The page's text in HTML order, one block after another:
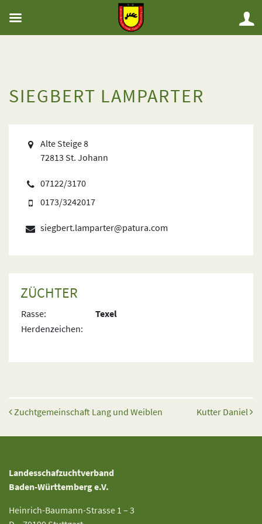
SIEGBERT LAMPARTER
Alte Steige 8
72813 St. Johann
07122/3170
0173/3242017
siegbert.lamparter@patura.com
ZÜCHTER
Rasse:
Texel
Herdenzeichen:
Beitrags-Navigation
Zuchtgemeinschaft Lang und Weiblen Kutter Daniel
Landesschafzuchtverband
Baden-Württemberg e.V.
Heinrich-Baumann-Strasse 1 – 3